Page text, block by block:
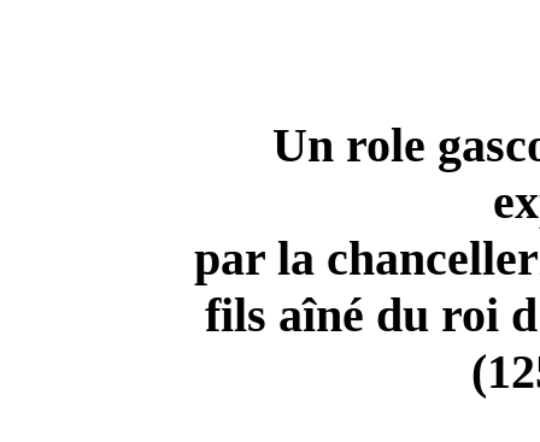
Un role
par la
fils aîné du roi